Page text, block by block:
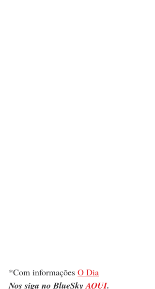
*Com informações O Dia
Nos siga no BlueSky AQUI.